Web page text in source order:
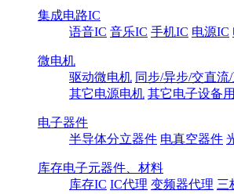
集成电路IC
语音IC 音乐IC 手机IC 电源IC
微电机
驱动微电机 同步/异步/交直流
其它电源电机 其它电子设备
电子器件
半导体分立器件 电真空器件
库存电子元器件、材料
库存IC IC代理 变频器代理 三